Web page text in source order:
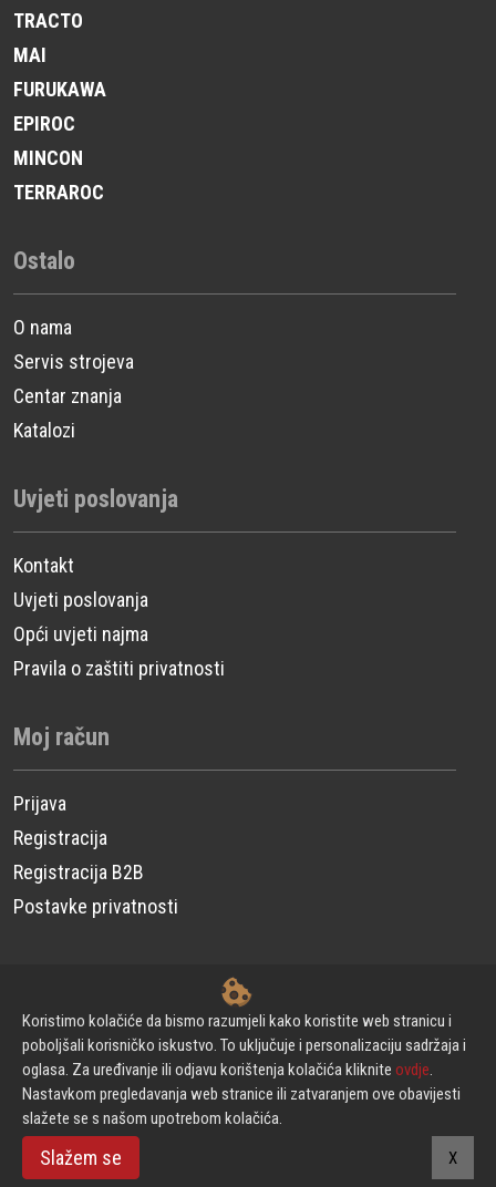
TRACTO
MAI
FURUKAWA
EPIROC
MINCON
TERRAROC
Ostalo
O nama
Servis strojeva
Centar znanja
Katalozi
Uvjeti poslovanja
Kontakt
Uvjeti poslovanja
Opći uvjeti najma
Pravila o zaštiti privatnosti
Moj račun
Prijava
Registracija
Registracija B2B
Koristimo kolačiće da bismo razumjeli kako koristite web stranicu i
poboljšali korisničko iskustvo. To uključuje i personalizaciju sadržaja i
oglasa. Za uređivanje ili odjavu korištenja kolačića kliknite ovdje.
Nastavkom pregledavanja web stranice ili zatvaranjem ove obavijesti
slažete se s našom upotrebom kolačića.
Slažem se X
Postavke privatnosti
© CP Power Technique d.o.o. - Sva prava pridržana.
Izrada web stranica